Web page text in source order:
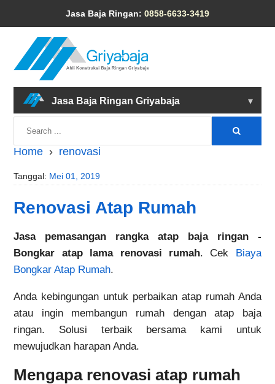
Jasa Baja Ringan: 0858-6633-3419
Jasa Baja Ringan Griyabaja ▾
Home › renovasi
Tanggal: Mei 01, 2019
Renovasi Atap Rumah
Jasa pemasangan rangka atap baja ringan -
Bongkar atap lama renovasi rumah. Cek Biaya
Bongkar Atap Rumah.
Anda kebingungan untuk perbaikan atap rumah Anda
atau ingin membangun rumah dengan atap baja
ringan. Solusi terbaik bersama kami untuk
mewujudkan harapan Anda.
Mengapa renovasi atap rumah